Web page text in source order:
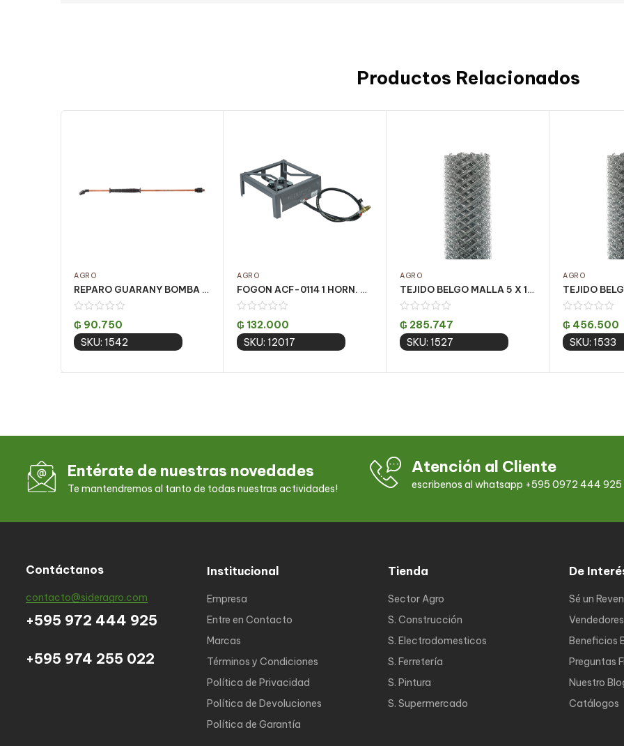
Productos Relacionados
AGRO
REPARO GUARANY BOMBA COMPLETA 5 LITROS
₲ 90.750
SKU: 1542
Add to cart
AGRO
FOGON ACF-0114 1 HORN. CUADRADO 23X23X10CM BAJO
₲ 132.000
SKU: 12017
Add to cart
AGRO
TEJIDO BELGO MALLA 5 X 1.00m – 19m – ALAMBRE 15
₲ 285.747
SKU: 1527
Add to cart
AGRO
₲ 456.500
SKU: 1533
Entérate de nuestras novedades
Te mantendremos al tanto de todas nuestras actividades!
Atención al Cliente
escribenos al whatsapp +595 0972 444 925
Contáctanos
contacto@sideragro.com
+595 972 444 925
+595 974 255 022
Institucional
Empresa
Entre en Contacto
Marcas
Términos y Condiciones
Política de Privacidad
Política de Devoluciones
Política de Garantía
Tienda
Sector Agro
S. Construcción
S. Electrodomesticos
S. Ferretería
S. Pintura
S. Supermercado
De
Sé un
Vendedores
Beneficios
Preguntas
Nuestro
Catálogos